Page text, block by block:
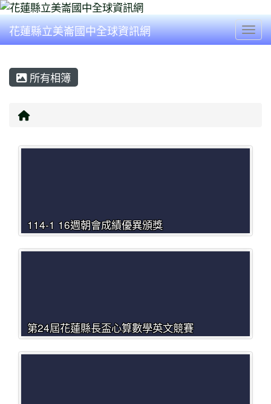
花蓮縣立美崙國中全球資訊網
所有相簿
回首頁
114-1 16週朝會成績優異頒獎
第24屆花蓮縣長盃心算數學英文競賽